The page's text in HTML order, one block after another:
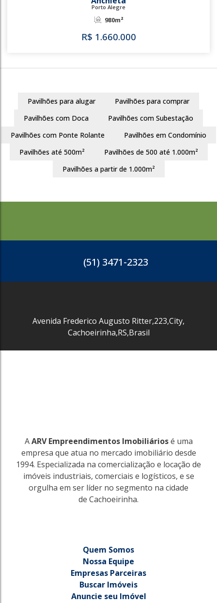
R$1.660.000
744
Anchieta
Pavilhões para alugar
Pavilhões para comprar
Pavilhões com Doca
Pavilhões com Subestação
Pavilhões com Ponte Rolante
Pavilhões em Condomínio
Pavilhões até 500m²
Pavilhões de 500 até 1.000m²
Pavilhões a partir de 1.000m²
(51) 3471-2323
Avenida Frederico Augusto Ritter,223,City,
Cachoeirinha,RS,Brasil
AARV Empreendimentos Imobiliáriosé uma
empresa que atua no mercado imobiliário desde
1994. Especializada na comercialização e locação de
imóveis industriais, comerciais e logísticos, e se
orgulha em ser líder no segmento na cidade
de Cachoeirinha.
Quem Somos
Nossa Equipe
Empresas Parceiras
Buscar Imóveis
Anuncie seu Imóvel